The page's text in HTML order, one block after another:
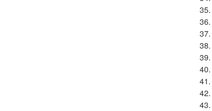
35.
36.
37.
38.
39.
40.
41.
42.
43.